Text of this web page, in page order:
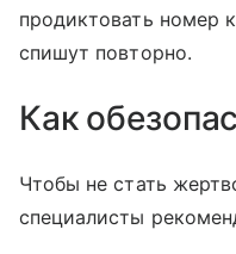
продиктовать номер
спишут повторно.
Как
Чтобы не стать
специалисты